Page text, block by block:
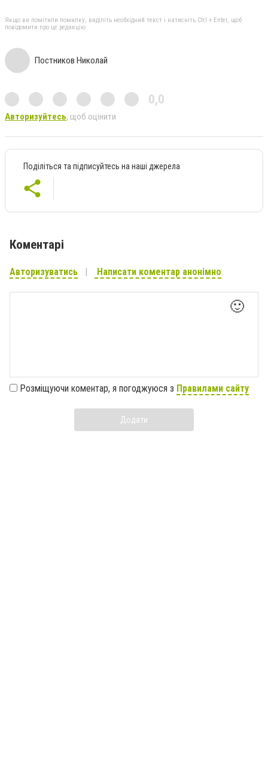
Якщо ви помітили помилку, виділіть необхідний текст і натисніть Ctrl + Enter, щоб
повідомити про це редакцію
Постников Николай
0,0
Авторизуйтесь, щоб оцінити
Поділіться та підписуйтесь на наші джерела
Коментарі
Авторизуватись Написати коментар анонімно
🙂
Розміщуючи коментар, я погоджуюся з Правилами сайту
Додати